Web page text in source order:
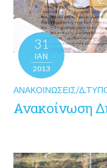
31
ΙΑΝ
2013
ΑΝΑΚΟΙΝΏΣΕΙΣ/
Ανακοίνωση